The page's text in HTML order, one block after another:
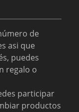
de
asi que
puedes
regalo o
participar
productos